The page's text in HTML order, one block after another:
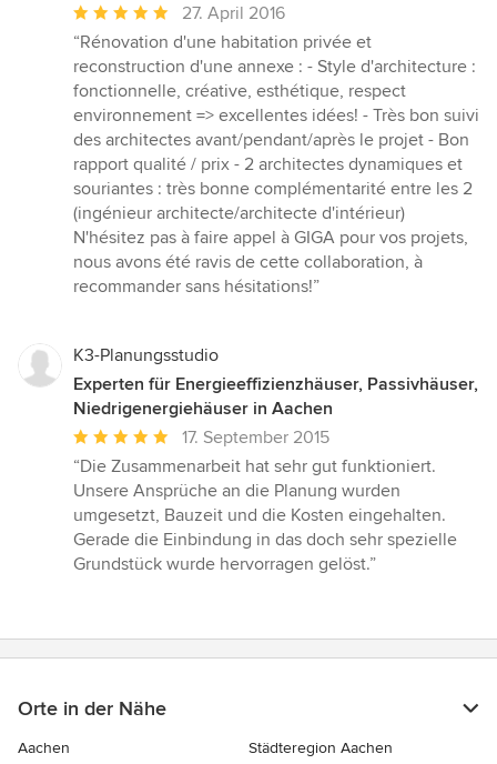
Durchschnittliche
Bewertung:
5
von
5
Sternen
27. April 2016
“Rénovation d'une habitation privée et
reconstruction d'une annexe : - Style d'architecture :
fonctionnelle, créative, esthétique, respect
environnement => excellentes idées! - Très bon suivi
des architectes avant/pendant/après le projet - Bon
rapport qualité / prix - 2 architectes dynamiques et
souriantes : très bonne complémentarité entre les 2
(ingénieur architecte/architecte d'intérieur)
N'hésitez pas à faire appel à GIGA pour vos projets,
nous avons été ravis de cette collaboration, à
recommander sans hésitations!”
K3-Planungsstudio
Experten für Energieeffizienzhäuser, Passivhäuser,
Niedrigenergiehäuser in Aachen
Durchschnittliche
Bewertung:
5
von
5
Sternen
17. September 2015
“Die Zusammenarbeit hat sehr gut funktioniert.
Unsere Ansprüche an die Planung wurden
umgesetzt, Bauzeit und die Kosten eingehalten.
Gerade die Einbindung in das doch sehr spezielle
Grundstück wurde hervorragen gelöst.”
Orte in der Nähe
Aachen
Städteregion Aachen